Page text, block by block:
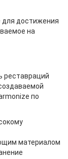
для достижения
на
реставраций
по
материалом